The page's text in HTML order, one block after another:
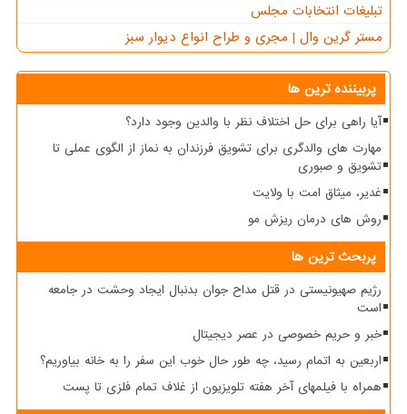
تبلیغات انتخابات مجلس
مستر گرین وال | مجری و طراح انواع دیوار سبز
پربیننده ترین ها
آیا راهی برای حل اختلاف نظر با والدین وجود دارد؟
مهارت های والدگری برای تشویق فرزندان به نماز از الگوی عملی تا
تشویق و صبوری
غدیر، میثاق امت با ولایت
روش های درمان ریزش مو
پربحث ترین ها
رژیم صهیونیستی در قتل مداح جوان بدنبال ایجاد وحشت در جامعه
است
خبر و حریم خصوصی در عصر دیجیتال
اربعین به اتمام رسید، چه طور حال خوب این سفر را به خانه بیاوریم؟
همراه با فیلمهای آخر هفته تلویزیون از غلاف تمام فلزی تا پست